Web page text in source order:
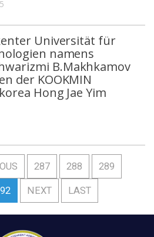
Universität für
namens
B.Makhkamov
der KOOKMIN
Hong Jae Yim
287 288 289
NEXT LAST